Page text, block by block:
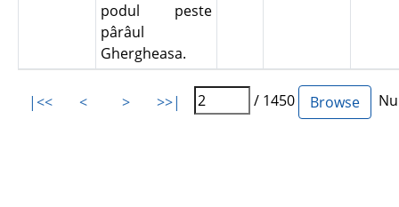
podul peste
pârâul
Ghergheasa.
|<< < > >>| / 1450